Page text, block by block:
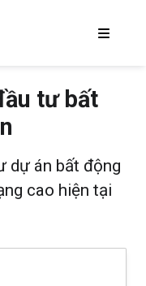
tư bất
dự án bất động
cao hiện tại